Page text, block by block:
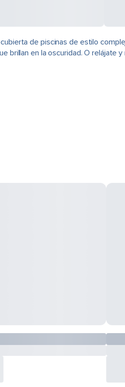
de piscinas de estilo
brillan en la oscuridad. O relájate